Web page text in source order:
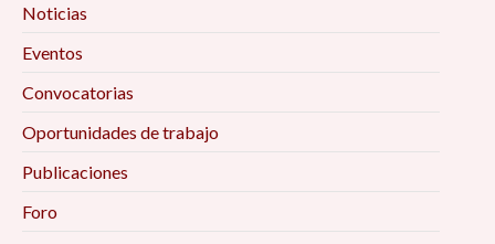
Noticias
Eventos
Convocatorias
Oportunidades de trabajo
Publicaciones
Foro